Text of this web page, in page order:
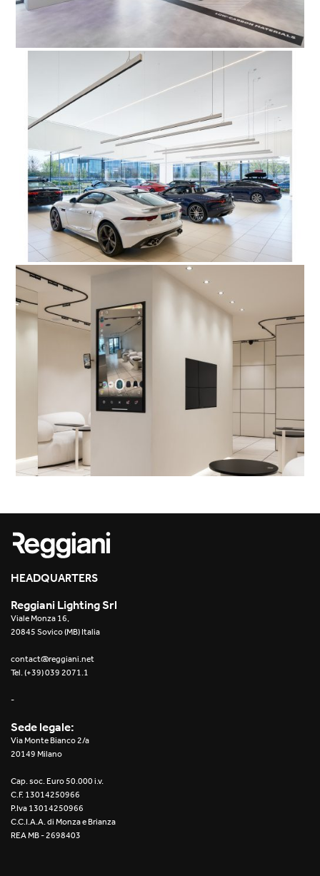
HEADQUARTERS
Reggiani Lighting Srl
Viale Monza 16,
20845 Sovico (MB) Italia
contact@reggiani.net
Tel. (+39) 039 2071.1
-
Sede legale:
Via Monte Bianco 2/a
20149 Milano
Cap. soc. Euro 50.000 i.v.
C.F. 13014250966
P.Iva 13014250966
C.C.I.A.A. di Monza e Brianza
REA MB - 2698403